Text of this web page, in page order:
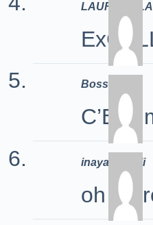
LAURENT
Boss Orr
C’Est
inaya smaali
oh